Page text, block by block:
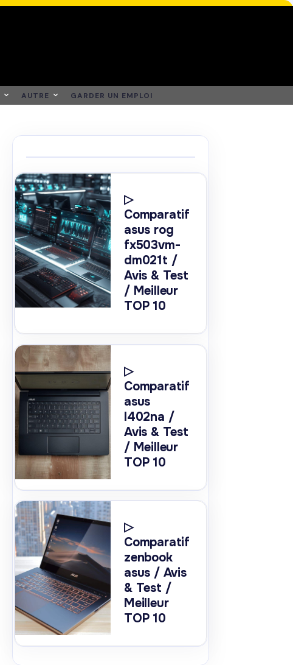
AUTRE GARDER UN EMPLOI
▷
Comparatif
asus rog
fx503vm-
dm021t /
Avis & Test
/ Meilleur
TOP 10
▷
Comparatif
asus
l402na /
Avis & Test
/ Meilleur
TOP 10
▷
Comparatif
zenbook
asus / Avis
& Test /
Meilleur
TOP 10